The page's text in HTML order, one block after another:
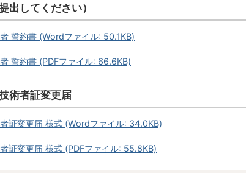
出してください）
誓約書 (Wordファイル: 50.1KB)
誓約書 (PDFファイル: 66.6KB)
術者証変更届
証変更届 様式 (Wordファイル: 34.0KB)
証変更届 様式 (PDFファイル: 55.8KB)